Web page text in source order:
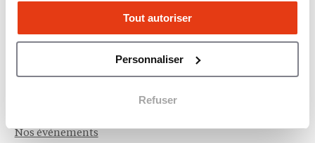
Tout autoriser
Personnaliser
Refuser
Reprendre une franchise
Avis et témoignages franchisés
Nos événements